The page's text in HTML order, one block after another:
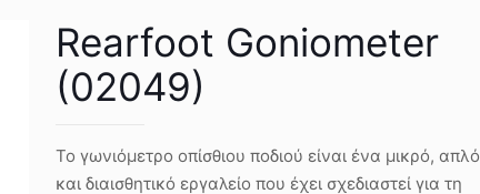
Rearfoot Goniometer
(02049)
Το γωνιόμετρο οπίσθιου ποδιού είναι ένα μικρό, απλό
και διαισθητικό εργαλείο που έχει σχεδιαστεί για τη